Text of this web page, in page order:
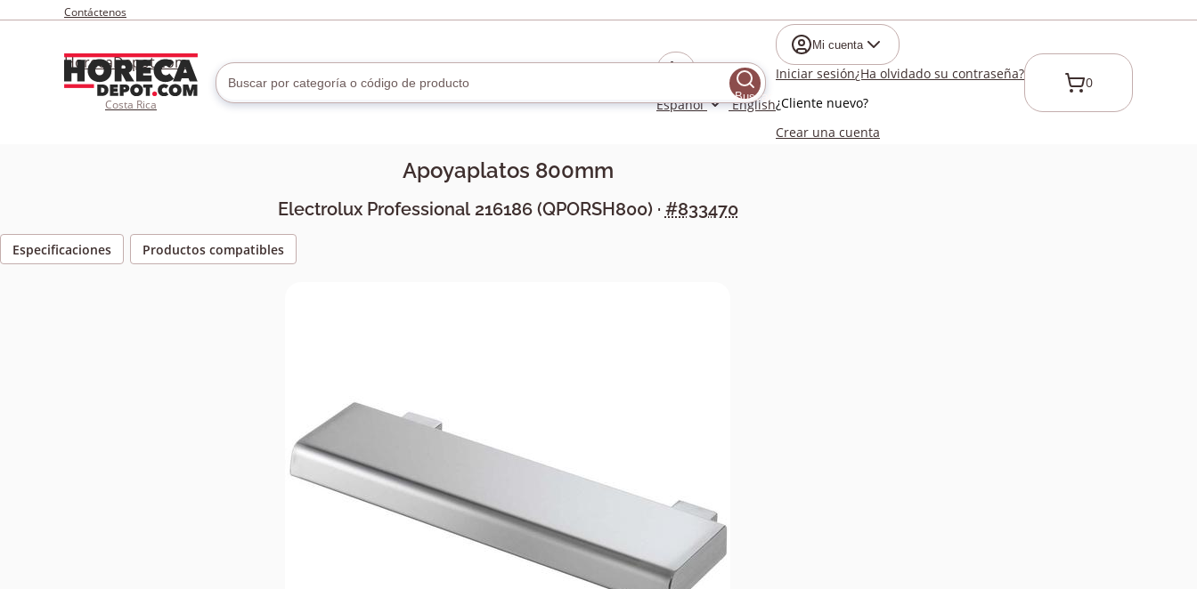
Contáctenos
HorecaDepot.com
Costa Rica
Buscar
Español English
Mi cuenta
Iniciar sesión¿Ha olvidado su contraseña?
¿Cliente nuevo?
Crear una cuenta
0
Apoyaplatos 800mm
Electrolux Professional 216186(QPORSH800) · #833470
Especificaciones Productos compatibles